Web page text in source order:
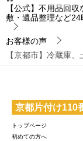
【公式】不用品回
敷・遺品整理など24
お客様の声
【京都市】冷蔵庫
京都片付け110
トップページ
初めての方へ